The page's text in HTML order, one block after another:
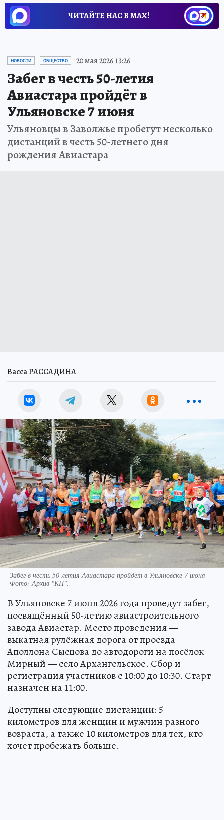
ЧИТАЙТЕ НАС В МАХ!
НОВОСТИ ОБЩЕСТВО 20 мая 2026 13:26
Забег в честь 50-летия
Авиастара пройдёт в
Ульяновске 7 июня
Ульяновцы в Заволжье пробегут несколько
дистанций в честь 50-летнего дня
рождения Авиастара
Васса РАССАДИНА
Забег в честь 50-летия Авиастара пройдёт в Ульяновске 7 июня
Фото: Архив "КП".
В Ульяновске 7 июня 2026 года проведут забег,
посвящённый 50-летию авиастроительного
завода Авиастар. Место проведения —
выкатная рулёжная дорога от проезда
Аполлона Сысцова до автодороги на посёлок
Мирный — село Архангельское. Сбор и
регистрация участников с 10:00 до 10:30. Старт
назначен на 11:00.
Доступны следующие дистанции: 5
километров для женщин и мужчин разного
возраста, а также 10 километров для тех, кто
хочет пробежать больше.